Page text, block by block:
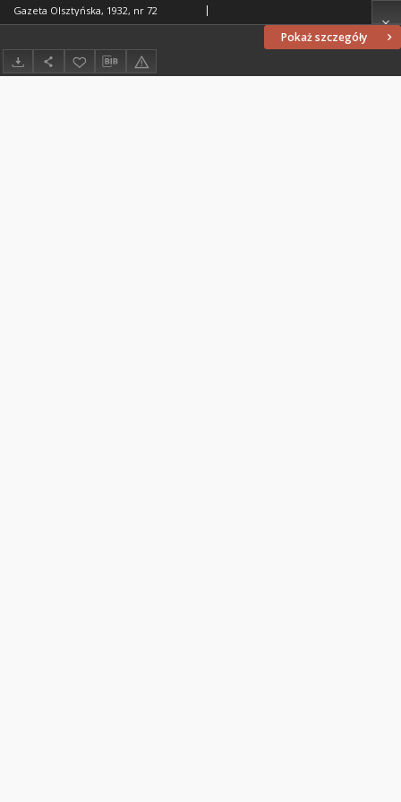
Pokaż szczegóły
Gazeta Olsztyńska, 1932, nr 72